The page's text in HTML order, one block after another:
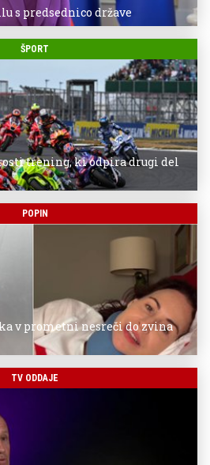
s predsednico države
ŠPORT
trening, ki odpira drugi del
POPIN
v prometni nesreči do zvina
TV ODDAJE